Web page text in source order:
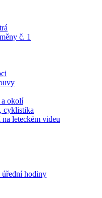
č. 1
a okolí
cyklistika
leteckém videu
úřední hodiny